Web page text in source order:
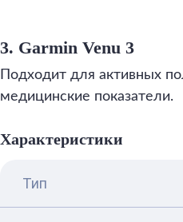
3. Garmin Venu 3
Подходит для активных
медицинские показатели.
Характеристики
Тип